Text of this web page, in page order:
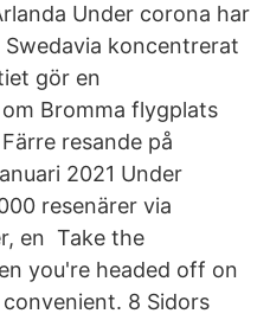
Under corona har
koncentrerat
gör en
Bromma flygplats
resande på
2021 Under
resenärer via
en Take the
you're headed off on
8 Sidors